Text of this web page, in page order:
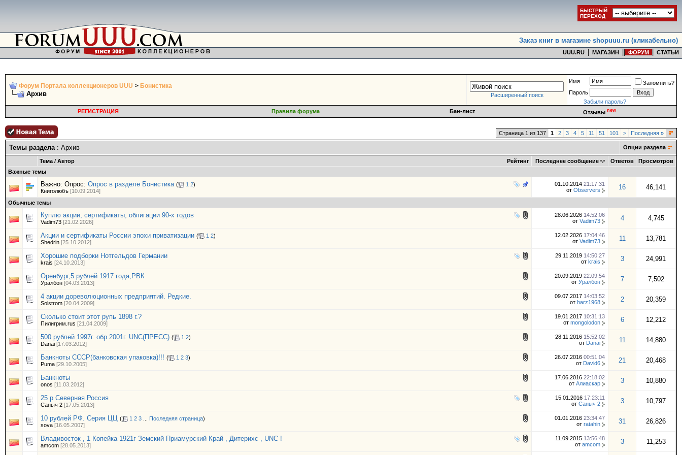
БЫСТРЫЙ
ПЕРЕХОД
Заказ книг в магазине shopuuu.ru (кликабельно)
UUU.RU МАГАЗИН ФОРУМ СТАТЬИ
Форум Портала коллекционеров UUU > Бонистика
Архив Расширенный поиск
Имя
Запомнить?
Пароль
Забыли пароль?
РЕГИСТРАЦИЯ
Правила форума Бан-лист Отзывы new
Страница 1 из 137 1 2 3 4 5 11 51 101 > Последняя »
Темы раздела: Архив Опции раздела
Рейтинг
Тема / Автор Последнее сообщение Ответов
Просмотров
Важные темы
Важно: Опрос: Опрос в разделе Бонистика ( 1 2)
Книголюбъ [10.09.2014]
01.10.2014 21:17:31
от Observers 16 46,141
Обычные темы
Куплю акции, сертификаты, облигации 90-х годов
Vadim73 [21.02.2026]
28.06.2026 14:52:06
от Vadim73 4 4,745
Акции и сертификаты России эпохи приватизации ( 1 2)
Shedrin [25.10.2012]
12.02.2026 17:04:46
от Vadim73 11 13,781
Хорошие подборки Нотгельдов Германии
krais [24.10.2013]
29.11.2019 14:50:27
от krais 3 24,991
Оренбург,5 рублей 1917 года,РВК
Уралбон [04.03.2013]
20.09.2019 22:09:54
от Уралбон 7 7,502
4 акции дореволюционных предприятий. Редкие.
Solstrom [20.04.2009]
09.07.2017 14:03:52
от harz1968 2 20,359
Сколько стоит этот рупь 1898 г.?
Пилигрим.rus [21.04.2009]
19.01.2017 10:31:13
от mongolodon 6 12,212
500 рублей 1997г. обр.2001г. UNC(ПРЕСС) ( 1 2)
Danai [17.03.2012]
28.11.2016 15:52:02
от Danai 11 14,880
Банкноты СССР(банковская упаковка)!!! ( 1 2 3)
Puma [29.10.2005]
26.07.2016 00:51:04
от David6 21 20,468
Банкноты
onos [11.03.2012]
17.06.2016 22:18:02
от Алиаскар 3 10,880
25 р Северная Россия
Саныч 2 [17.05.2013]
15.01.2016 17:23:11
от Саныч 2 3 10,797
10 рублей РФ. Серия ЦЦ ( 1 2 3 Последняя страница)
sova [16.05.2007]
01.01.2016 23:34:47
от ratahin 31 26,826
Владивосток , 1 Копейка 1921г Земский Приамурский Край , Дитерихс , UNC !
amcom [28.05.2013]
11.09.2015 13:56:48
от amcom 3 11,253